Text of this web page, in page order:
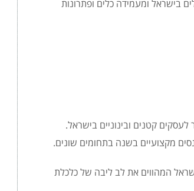
בישראל ומעמידה כלים ופתרונות
לעסקים קטנים ובינוניים בישראל.
ובינוניים אשר מונים למעלה מ-500,000 עסקים בישראל המהווים את לב ליבה של כלכלת